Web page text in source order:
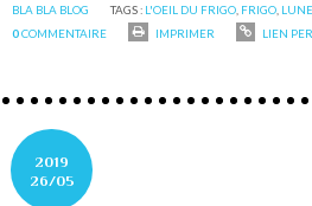
BLA BLA BLOG
TAGS : L'OEIL DU FRIGO FRIGO
0COMMENTAIRE IMPRIMER LIEN
2019
26/05